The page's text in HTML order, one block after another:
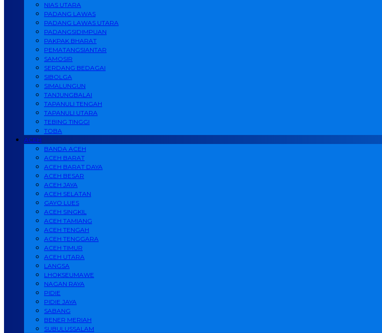
NIAS UTARA
PADANG LAWAS
PADANG LAWAS UTARA
PADANGSIDIMPUAN
PAKPAK BHARAT
PEMATANGSIANTAR
SAMOSIR
SERDANG BEDAGAI
SIBOLGA
SIMALUNGUN
TANJUNGBALAI
TAPANULI TENGAH
TAPANULI UTARA
TEBING TINGGI
TOBA
ACEH
BANDA ACEH
ACEH BARAT
ACEH BARAT DAYA
ACEH BESAR
ACEH JAYA
ACEH SELATAN
GAYO LUES
ACEH SINGKIL
ACEH TAMIANG
ACEH TENGAH
ACEH TENGGARA
ACEH TIMUR
ACEH UTARA
LANGSA
LHOKSEUMAWE
NAGAN RAYA
PIDIE
PIDIE JAYA
SABANG
BENER MERIAH
SUBULUSSALAM